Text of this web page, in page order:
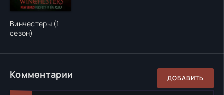
Винчестеры (1
сезон)
Комментарии ДОБАВИТЬ